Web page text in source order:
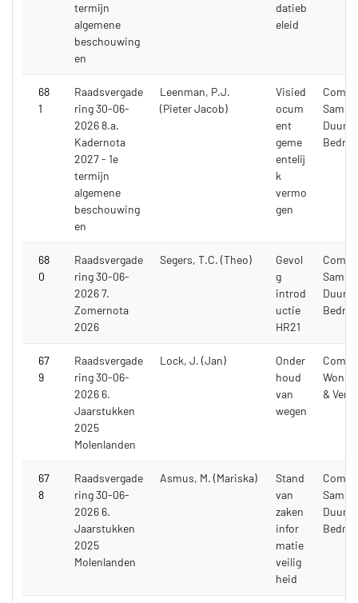
termijn
algemene
beschouwing
en
datieb
eleid
68
1
Raadsvergade
ring 30-06-
2026 8.a.
Kadernota
2027 - 1e
termijn
algemene
beschouwing
en
Leenman, P.J.
(Pieter Jacob)
Visied
ocum
ent
geme
entelij
k
vermo
gen
68
0
Raadsvergade
ring 30-06-
2026 7.
Zomernota
2026
Segers, T.C. (Theo)
Gevol
g
introd
uctie
HR21
67
9
Raadsvergade
ring 30-06-
2026 6.
Jaarstukken
2025
Molenlanden
Lock, J. (Jan)
Onder
houd
van
wegen
&
67
8
Raadsvergade
ring 30-06-
2026 6.
Jaarstukken
2025
Molenlanden
Asmus, M. (Mariska)
Stand
van
zaken
infor
matie
veilig
heid